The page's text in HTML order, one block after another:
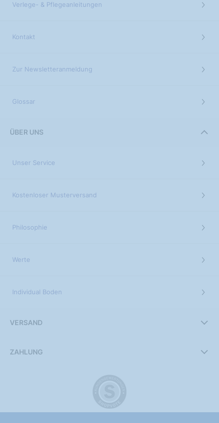
Verlege- & Pflegeanleitungen
Kontakt
Zur Newsletteranmeldung
Glossar
ÜBER UNS
Unser Service
Kostenloser Musterversand
Philosophie
Werte
Individual Boden
VERSAND
ZAHLUNG